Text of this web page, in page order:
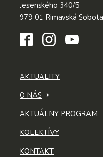
Jesenského 340/5
979 01 Rimavská Sobota
AKTUALITY
O NÁS
AKTUÁLNY PROGRAM
KOLEKTÍVY
KONTAKT